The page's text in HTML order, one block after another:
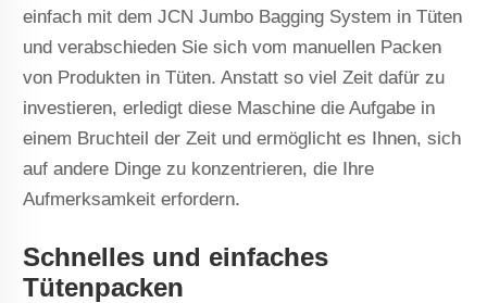
einfach mit dem JCN Jumbo Bagging System in Tüten
und verabschieden Sie sich vom manuellen Packen
von Produkten in Tüten. Anstatt so viel Zeit dafür zu
investieren, erledigt diese Maschine die Aufgabe in
einem Bruchteil der Zeit und ermöglicht es Ihnen, sich
auf andere Dinge zu konzentrieren, die Ihre
Aufmerksamkeit erfordern.
Schnelles und einfaches
Tütenpacken